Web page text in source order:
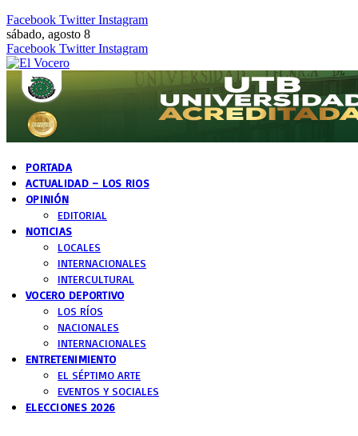
Facebook Twitter Instagram
sábado, agosto 8
Facebook Twitter Instagram
PORTADA
ACTUALIDAD – LOS RIOS
OPINIÓN
EDITORIAL
NOTICIAS
LOCALES
INTERNACIONALES
INTERCULTURAL
VOCERO DEPORTIVO
LOS RÍOS
NACIONALES
INTERNACIONALES
ENTRETENIMIENTO
EL SÉPTIMO ARTE
EVENTOS Y SOCIALES
ELECCIONES 2026